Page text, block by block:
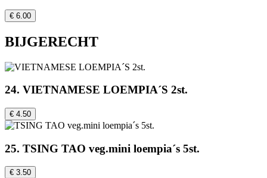
€ 6.00
BIJGERECHT
24. VIETNAMESE LOEMPIA´S 2st.
€ 4.50
25. TSING TAO veg.mini loempia´s 5st.
€ 3.50